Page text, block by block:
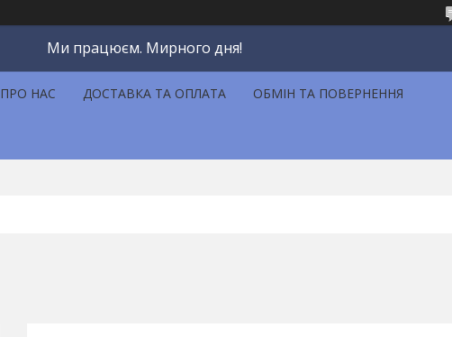
Ми працюєм. Мирного дня!
ПРО НАС ДОСТАВКА ТА ОПЛАТА ОБМІН ТА ПОВЕРНЕННЯ